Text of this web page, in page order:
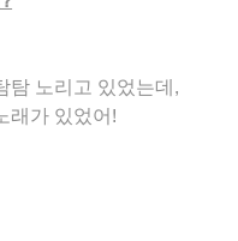
탐 노리고 있었는데,
래가 있었어!